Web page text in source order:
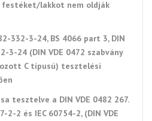
festéket/lakkot nem oldják
332-3-24, BS 4066 part 3, DIN
3-24 (DIN VDE 0472 szabvány
C típusú) tesztelési
tesztelve a DIN VDE 0482 267.
2-2 és IEC 60754-2, (DIN VDE